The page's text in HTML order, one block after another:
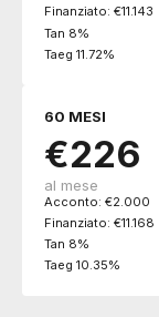
Finanziato: €11.143
Tan 8%
Taeg 11.72%
60 MESI
€226
al mese
Acconto: €2.000
Finanziato: €11.168
Tan 8%
Taeg 10.35%